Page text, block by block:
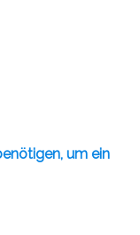
um ein